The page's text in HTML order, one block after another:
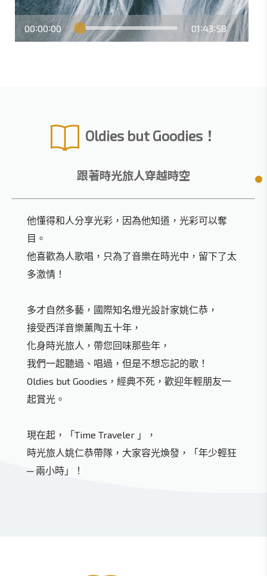
00:00:00 01:43:58
Oldies but Goodies！
跟著時光旅人穿越時空
他懂得和人分享光彩，因為他知道，光彩可以奪
目。
他喜歡為人歌唱，只為了音樂在時光中，留下了太
多激情！
多才自然多藝，國際知名燈光設計家姚仁恭，
接受西洋音樂薰陶五十年，
化身時光旅人，帶您回味那些年，
我們一起聽過、唱過，但是不想忘記的歌！
Oldies but Goodies，經典不死，歡迎年輕朋友一
起賞光。
現在起，「Time Traveler 」，
時光旅人姚仁恭帶隊，大家容光煥發，「年少輕狂
─ 兩小時」！